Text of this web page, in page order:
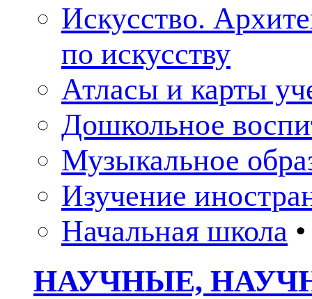
Искусство.
по искусству
Атласы и карты
Дошкольное
Музыкальное
Изучение
Начальная школа •
НАУЧНЫЕ,